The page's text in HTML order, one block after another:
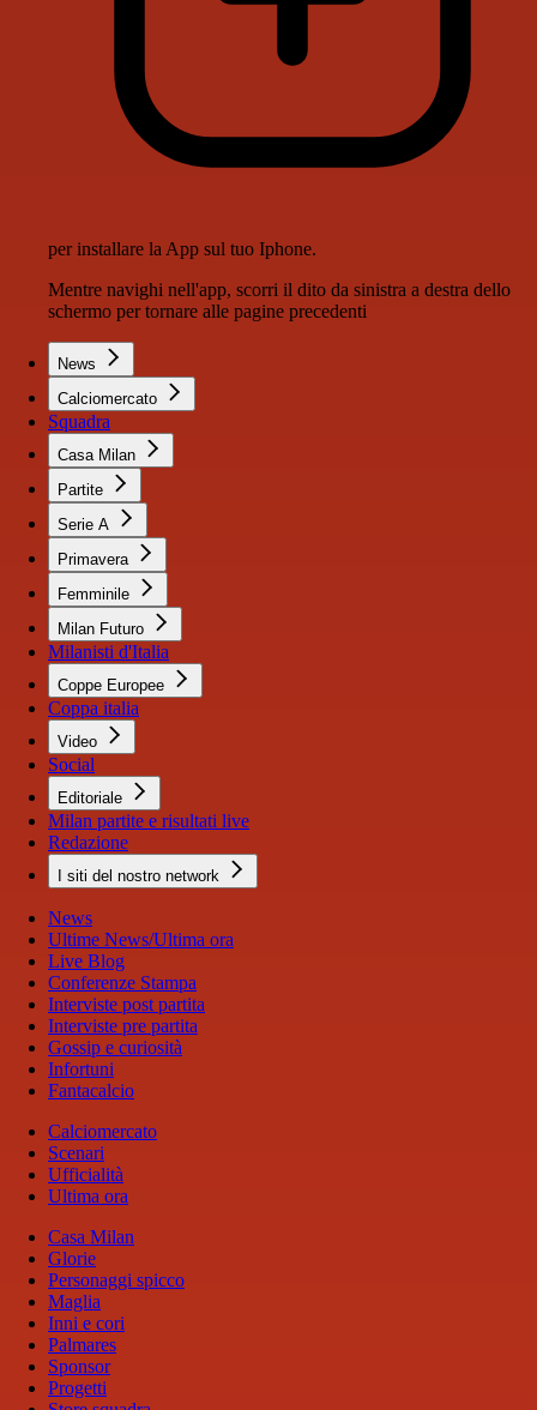
per installare la App sul tuo Iphone.
Mentre navighi nell'app, scorri il dito da sinistra a destra dello
schermo per tornare alle pagine precedenti
News
Calciomercato
Squadra
Casa Milan
Partite
Serie A
Primavera
Femminile
Milan Futuro
Milanisti d'Italia
Coppe Europee
Coppa italia
Video
Social
Editoriale
Milan partite e risultati live
Redazione
I siti del nostro network
News
Ultime News/Ultima ora
Live Blog
Conferenze Stampa
Interviste post partita
Interviste pre partita
Gossip e curiosità
Infortuni
Fantacalcio
Calciomercato
Scenari
Ufficialità
Ultima ora
Casa Milan
Glorie
Personaggi spicco
Maglia
Inni e cori
Palmares
Sponsor
Progetti